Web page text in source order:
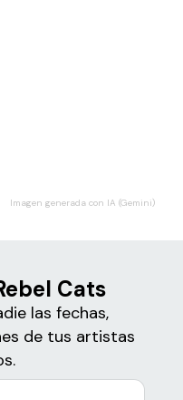
Imagen generada con IA (Gemini)
Cats
las fechas,
de tus artistas